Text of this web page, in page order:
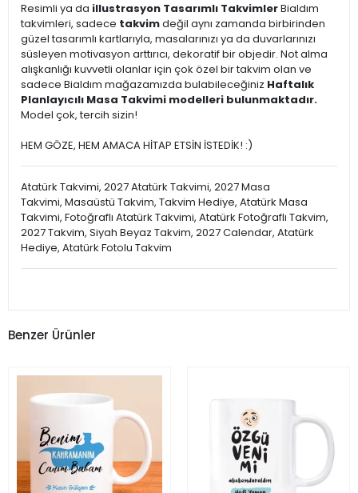
Resimli ya da illustrasyon Tasarımlı TakvimlerBialdım
takvimleri, sadece takvimdeğil aynı zamanda birbirinden
güzel tasarımlı kartlarıyla, masalarınızı ya da duvarlarınızı
süsleyen motivasyon arttırıcı, dekoratif bir objedir. Not alma
alışkanlığı kuvvetli olanlar için çok özel bir takvim olan ve
sadece Bialdım mağazamızda bulabileceğiniz Haftalık
Planlayıcılı Masa Takvimi modelleri bulunmaktadır.
Model çok, tercih sizin!
HEM GÖZE, HEM AMACA HİTAP ETSİN İSTEDİK! :)
Atatürk Takvimi, 2027 Atatürk Takvimi, 2027 Masa
Takvimi, Masaüstü Takvim, Takvim Hediye, Atatürk Masa
Takvimi, Fotoğraflı Atatürk Takvimi, Atatürk Fotoğraflı Takvim,
2027 Takvim, Siyah Beyaz Takvim, 2027 Calendar, Atatürk
Hediye, Atatürk Fotolu Takvim
Benzer Ürünler